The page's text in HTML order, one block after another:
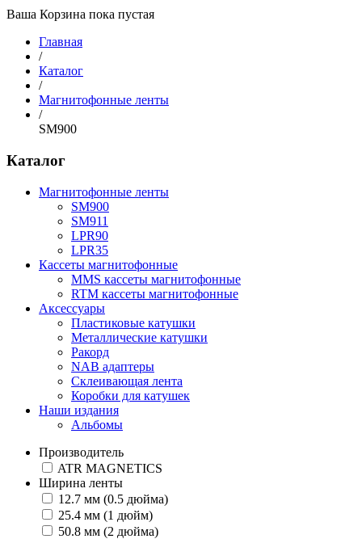
Ваша Корзина пока пустая
Главная
/
Каталог
/
Магнитофонные ленты
/
SM900
Каталог
Магнитофонные ленты
SM900
SM911
LPR90
LPR35
Кассеты магнитофонные
MMS кассеты магнитофонные
RTM кассеты магнитофонные
Аксессуары
Пластиковые катушки
Металлические катушки
Ракорд
NAB адаптеры
Склеивающая лента
Коробки для катушек
Наши издания
Альбомы
Производитель
ATR MAGNETICS
Ширина ленты
12.7 мм (0.5 дюйма)
25.4 мм (1 дюйм)
50.8 мм (2 дюйма)